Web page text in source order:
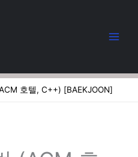
호텔, C++) [BAEKJOON]